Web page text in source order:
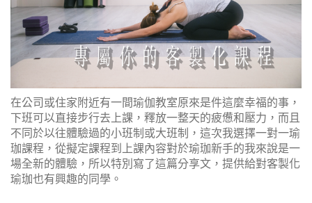
在公司或住家附近有一間瑜伽教室原來是件這麼幸福的事，
下班可以直接步行去上課，釋放一整天的疲憊和壓力，而且
不同於以往體驗過的小班制或大班制，這次我選擇一對一瑜
珈課程，從擬定課程到上課內容對於瑜珈新手的我來說是一
場全新的體驗，所以特別寫了這篇分享文，提供給對客製化
瑜珈也有興趣的同學。